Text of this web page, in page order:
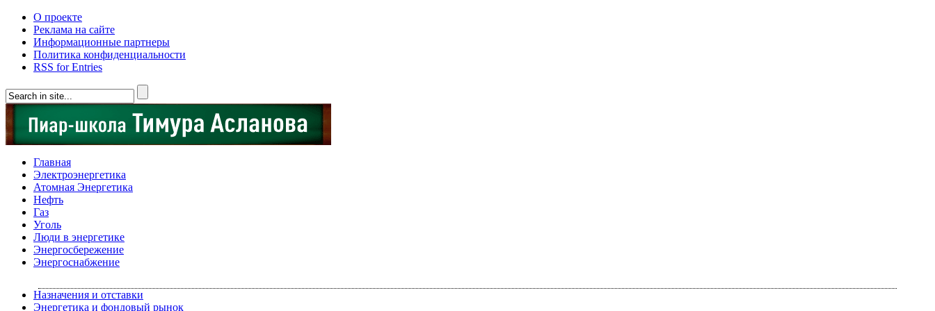
О проекте
Реклама на сайте
Информационные партнеры
Политика конфиденциальности
RSS for Entries
Главная
Электроэнергетика
Атомная Энергетика
Нефть
Газ
Уголь
Люди в энергетике
Энергосбережение
Энергоснабжение
Назначения и отставки
Энергетика и фондовый рынок